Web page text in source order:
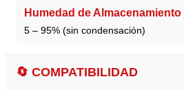
Humedad de Almacenamiento
5 – 95% (sin condensación)
🔄 COMPATIBILIDAD